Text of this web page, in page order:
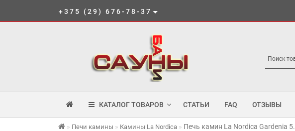
+375 (29) 676-78-37
КАТАЛОГ ТОВАРОВ СТАТЬИ FAQ ОТЗЫВЫ
Печи камины Камины La Nordica Печь камин La Nordica Gardenia